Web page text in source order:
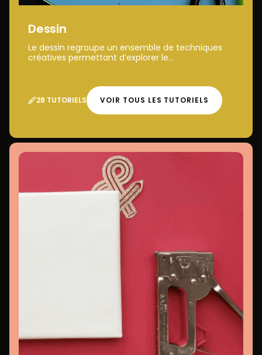
Dessin
Le dessin regroupe un ensemble de techniques
créatives permettant d’explorer le...
28 TUTORIELS VOIR TOUS LES TUTORIELS